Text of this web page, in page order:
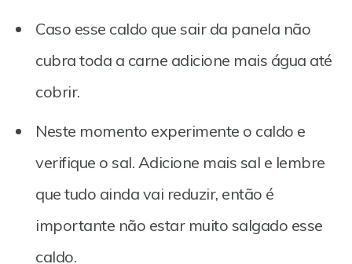
Caso esse caldo que sair da panela não
cubra toda a carne adicione mais água até
cobrir.
Neste momento experimente o caldo e
verifique o sal. Adicione mais sal e lembre
que tudo ainda vai reduzir, então é
importante não estar muito salgado esse
caldo.